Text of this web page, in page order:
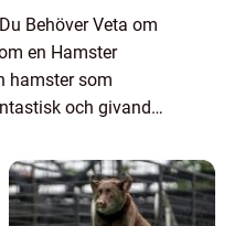
Behöver Veta om
en Hamster
hamster som
och givande
sällskapsdjur för